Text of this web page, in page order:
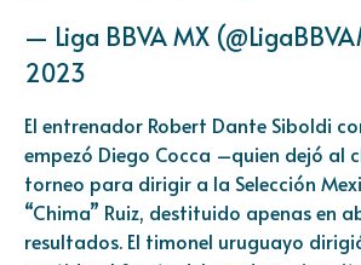
— Liga BBVA MX
2023
El entrenador Robert Dante Siboldi
empezó Diego Cocca –quien dejó al
torneo para dirigir a la Selección
“Chima” Ruiz, destituido apenas en
resultados. El timonel uruguayo